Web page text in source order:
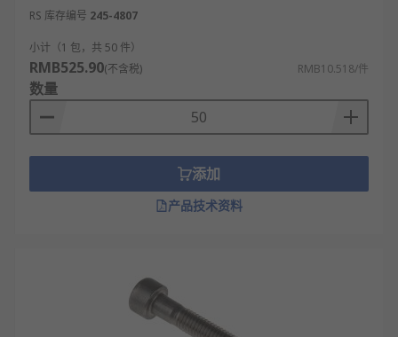
RS 库存编号 245-4807
小计（1 包，共 50 件）
RMB525.90(不含税) RMB10.518/件
数量
添加
产品技术资料